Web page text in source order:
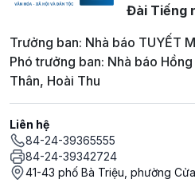
Đài Tiếng
Trưởng ban: Nhà báo TUYẾT
Phó trưởng ban: Nhà báo
Thân, Hoài Thu
Liên hệ
84-24-39365555
84-24-39342724
41-43 phố Bà Triệu, phường